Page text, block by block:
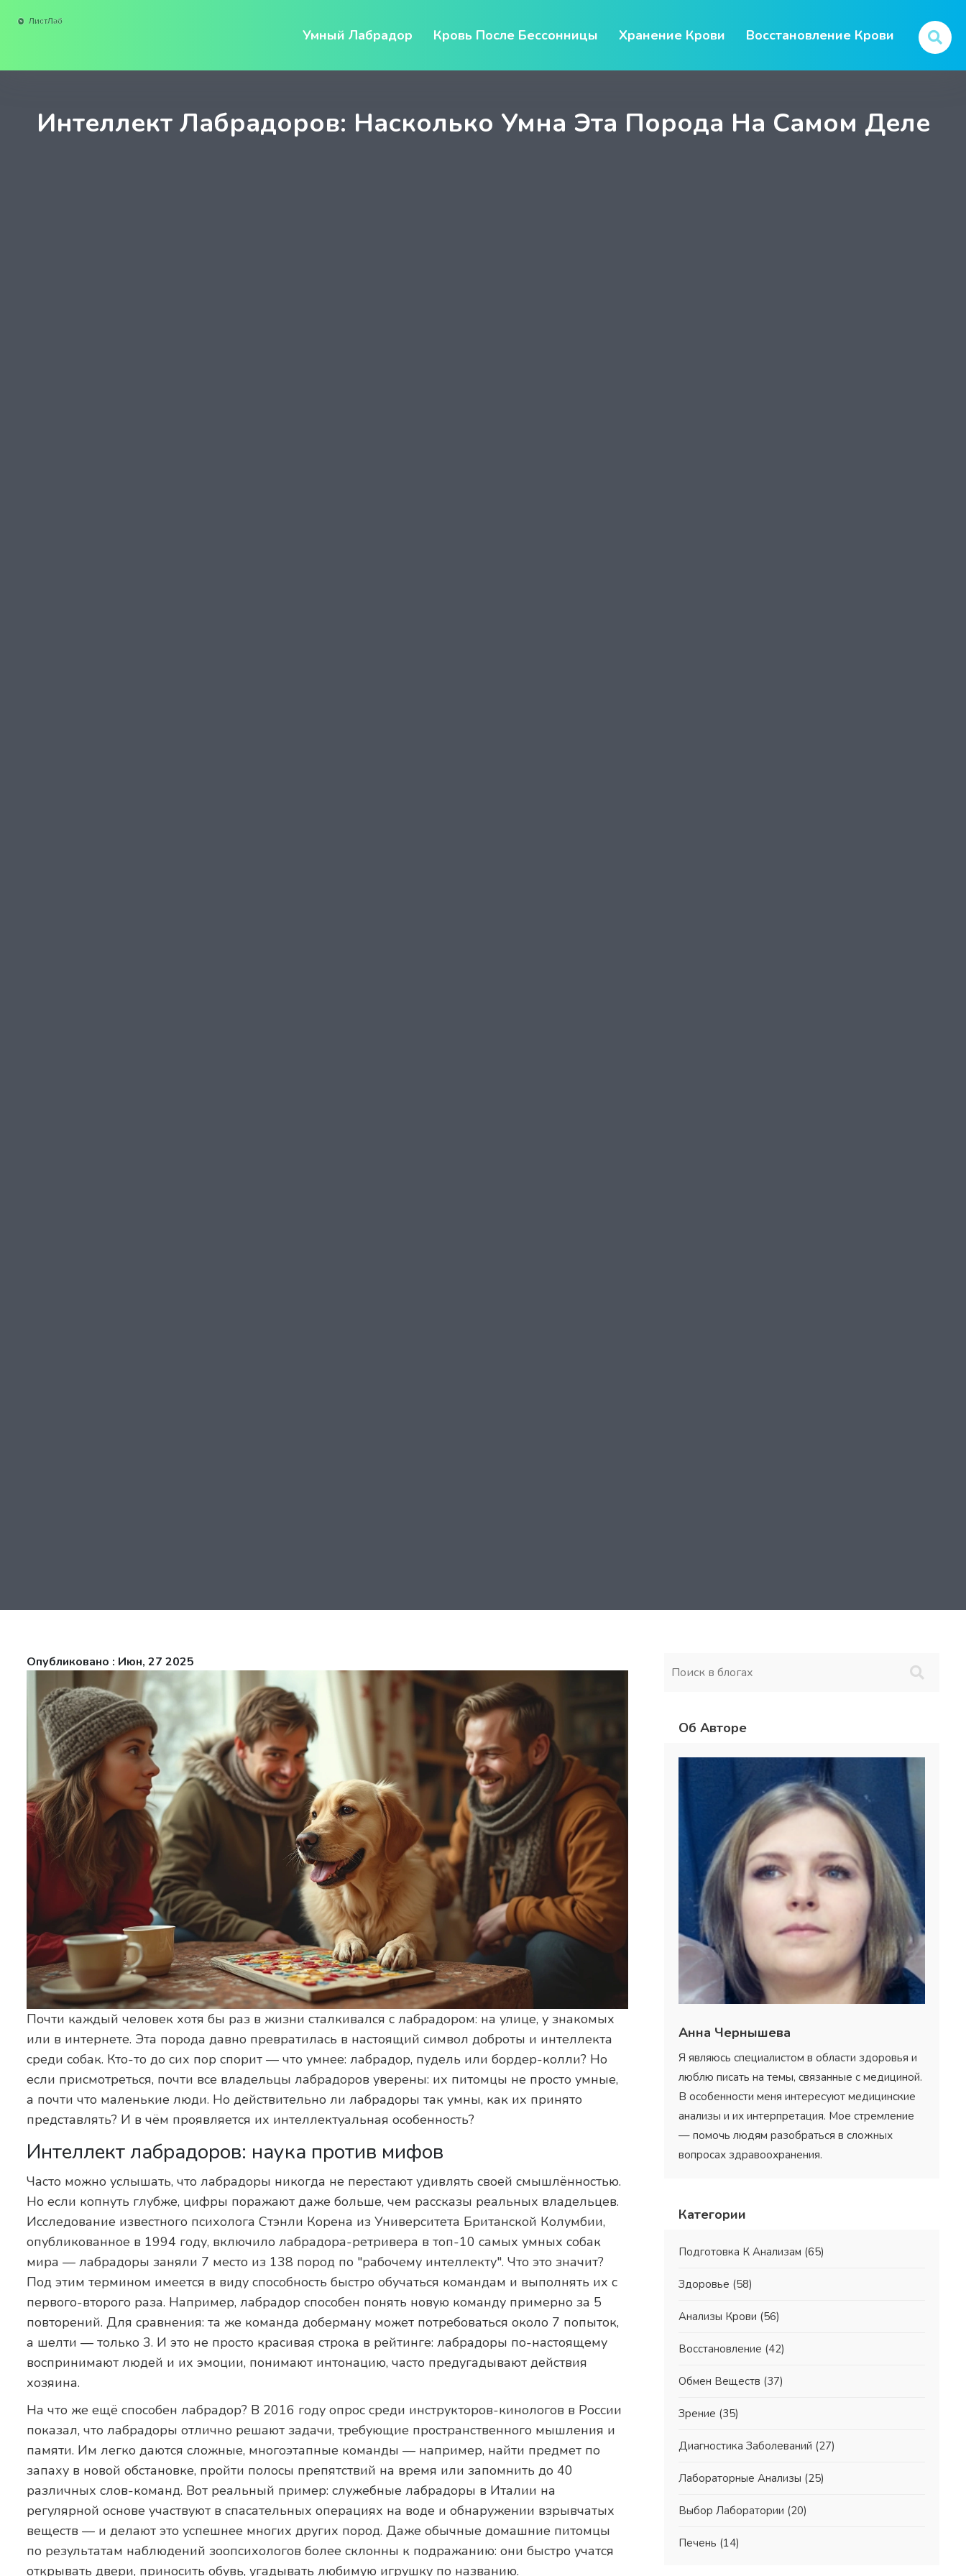
Умный Лабрадор Кровь После Бессонницы Хранение Крови Восстановление Крови
Интеллект Лабрадоров: Насколько Умна Эта Порода На Самом Деле
Опубликовано : Июн, 27 2025
Почти каждый человек хотя бы раз в жизни сталкивался с лабрадором: на улице, у знакомых
или в интернете. Эта порода давно превратилась в настоящий символ доброты и интеллекта
среди собак. Кто-то до сих пор спорит — что умнее: лабрадор, пудель или бордер-колли? Но
если присмотреться, почти все владельцы лабрадоров уверены: их питомцы не просто умные,
а почти что маленькие люди. Но действительно ли лабрадоры так умны, как их принято
представлять? И в чём проявляется их интеллектуальная особенность?
Интеллект лабрадоров: наука против мифов
Часто можно услышать, что лабрадоры никогда не перестают удивлять своей смышлённостью.
Но если копнуть глубже, цифры поражают даже больше, чем рассказы реальных владельцев.
Исследование известного психолога Стэнли Корена из Университета Британской Колумбии,
опубликованное в 1994 году, включило лабрадора-ретривера в топ-10 самых умных собак
мира — лабрадоры заняли 7 место из 138 пород по "рабочему интеллекту". Что это значит?
Под этим термином имеется в виду способность быстро обучаться командам и выполнять их с
первого-второго раза. Например, лабрадор способен понять новую команду примерно за 5
повторений. Для сравнения: та же команда доберману может потребоваться около 7 попыток,
а шелти — только 3. И это не просто красивая строка в рейтинге: лабрадоры по-настоящему
воспринимают людей и их эмоции, понимают интонацию, часто предугадывают действия
хозяина.
На что же ещё способен лабрадор? В 2016 году опрос среди инструкторов-кинологов в России
показал, что лабрадоры отлично решают задачи, требующие пространственного мышления и
памяти. Им легко даются сложные, многоэтапные команды — например, найти предмет по
запаху в новой обстановке, пройти полосы препятствий на время или запомнить до 40
различных слов-команд. Вот реальный пример: служебные лабрадоры в Италии на
регулярной основе участвуют в спасательных операциях на воде и обнаружении взрывчатых
веществ — и делают это успешнее многих других пород. Даже обычные домашние питомцы
по результатам наблюдений зоопсихологов более склонны к подражанию: они быстро учатся
открывать двери, приносить обувь, угадывать любимую игрушку по названию.
Об Авторе
Анна Чернышева
Я являюсь специалистом в области здоровья и
люблю писать на темы, связанные с медициной.
В особенности меня интересуют медицинские
анализы и их интерпретация. Мое стремление
— помочь людям разобраться в сложных
вопросах здравоохранения.
Категории
Подготовка К Анализам (65)
Здоровье (58)
Анализы Крови (56)
Восстановление (42)
Обмен Веществ (37)
Зрение (35)
Диагностика Заболеваний (27)
Лабораторные Анализы (25)
Выбор Лаборатории (20)
Печень (14)